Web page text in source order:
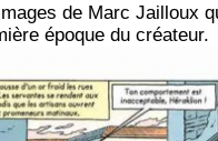
de Marc Jailloux
époque du créateur.